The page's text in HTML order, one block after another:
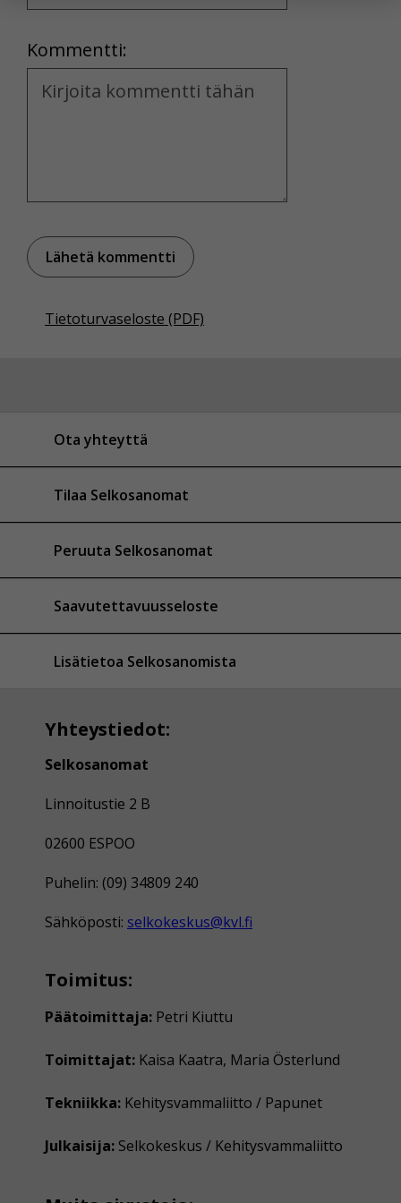
Kommentti:
Kommentti
Tietoturvaseloste (PDF)
Ota yhteyttä
Tilaa Selkosanomat
Peruuta Selkosanomat
Saavutettavuusseloste
Lisätietoa Selkosanomista
Yhteystiedot:
Selkosanomat
Linnoitustie 2 B
02600 ESPOO
Puhelin: (09) 34809 240
Sähköposti: selkokeskus@kvl.fi
Toimitus:
Päätoimittaja: Petri Kiuttu
Toimittajat: Kaisa Kaatra, Maria Österlund
Tekniikka: Kehitysvammaliitto / Papunet
Julkaisija: Selkokeskus / Kehitysvammaliitto
yksittäiseen käyttäjään.
Voit valita, hyväksytkö näiden evästeiden käytön.